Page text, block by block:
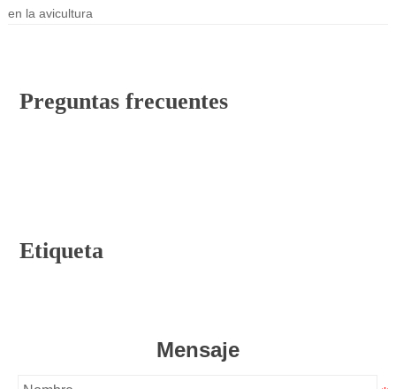
en la avicultura
Preguntas frecuentes
Etiqueta
Mensaje